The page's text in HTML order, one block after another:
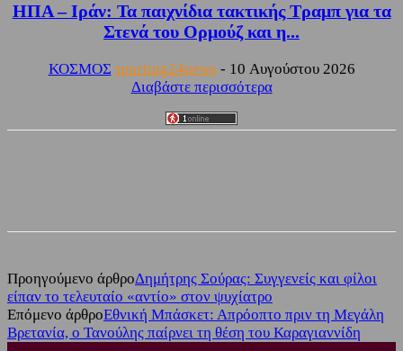
ΗΠΑ – Ιράν: Τα παιχνίδια τακτικής Τραμπ για τα
Στενά του Ορμούζ και η...
ΚΟΣΜΟΣ sporting24news - 10 Αυγούστου 2026
Διαβάστε περισσότερα
Προηγούμενο άρθροΔημήτρης Σούρας: Συγγενείς και φίλοι
είπαν το τελευταίο «αντίο» στον ψυχίατρο
Επόμενο άρθροΕθνική Μπάσκετ: Απρόοπτο πριν τη Μεγάλη
Βρετανία, ο Τανούλης παίρνει τη θέση του Καραγιαννίδη